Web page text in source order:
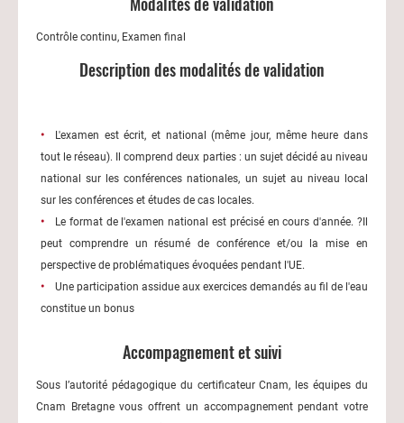
Contrôle continu, Examen final
Description des modalités de validation
L'examen est écrit, et national (même jour, même heure dans
tout le réseau). Il comprend deux parties : un sujet décidé au niveau
national sur les conférences nationales, un sujet au niveau local
sur les conférences et études de cas locales.
Le format de l'examen national est précisé en cours d'année. ?Il
peut comprendre un résumé de conférence et/ou la mise en
perspective de problématiques évoquées pendant l'UE.
Une participation assidue aux exercices demandés au fil de l'eau
constitue un bonus
Accompagnement et suivi
Sous l’autorité pédagogique du certificateur Cnam, les équipes du
Cnam Bretagne vous offrent un accompagnement pendant votre